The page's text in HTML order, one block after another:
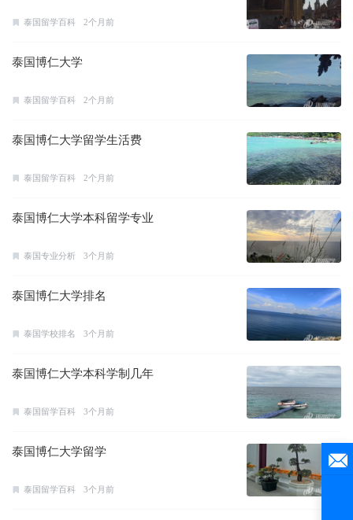
泰国留学百科 2个月前
泰国博仁大学
泰国留学百科 2个月前
泰国博仁大学留学生活费
泰国留学百科 2个月前
泰国博仁大学本科留学专业
泰国专业分析 3个月前
泰国博仁大学排名
泰国学校排名 3个月前
泰国博仁大学本科学制几年
泰国留学百科 3个月前
泰国博仁大学留学
泰国留学百科 3个月前